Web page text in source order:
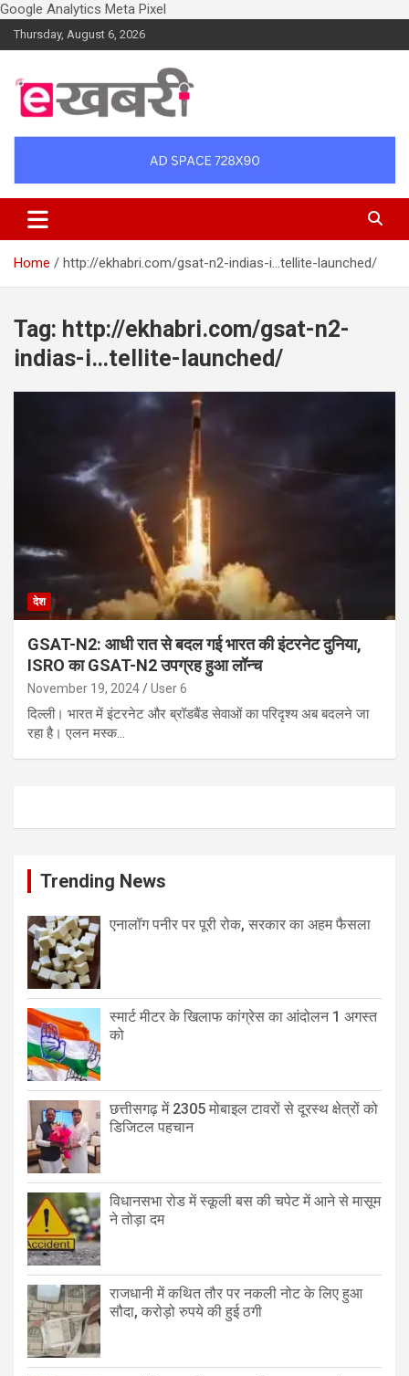
Google Analytics Meta Pixel
Skip
to
Thursday, August 6, 2026
Ekhabri.com
Home http://ekhabri.com/gsat-n2-indias-i…tellite-launched/
Tag: http://ekhabri.com/gsat-n2-
indias-i…tellite-launched/
देश
GSAT-N2: आधी रात से बदल गई भारत की इंटरनेट दुनिया,
ISRO का GSAT-N2 उपग्रह हुआ लॉन्च
November 19, 2024 User 6
दिल्ली। भारत में इंटरनेट और ब्रॉडबैंड सेवाओं का परिदृश्य अब बदलने जा
रहा है। एलन मस्क…
Trending News
एनालॉग पनीर पर पूरी रोक, सरकार का अहम फैसला
स्मार्ट मीटर के खिलाफ कांग्रेस का आंदोलन 1 अगस्त
को
छत्तीसगढ़ में 2305 मोबाइल टावरों से दूरस्थ क्षेत्रों को
डिजिटल पहचान
विधानसभा रोड में स्कूली बस की चपेट में आने से मासूम
ने तोड़ा दम
राजधानी में कथित तौर पर नकली नोट के लिए हुआ
सौदा, करोड़ो रुपये की हुई ठगी